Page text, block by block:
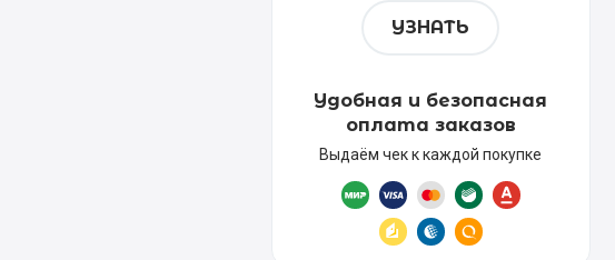
УЗНАТЬ
Удобная и безопасная
оплата заказов
Выдаём чек к каждой покупке